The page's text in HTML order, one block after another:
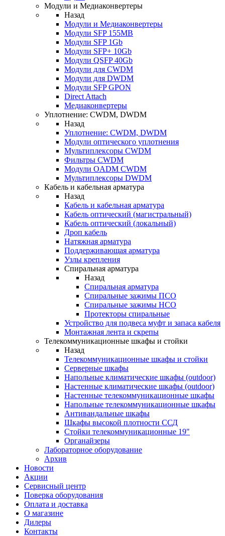
Модули и Медиаконвертеры
Назад
Модули и Медиаконвертеры
Модули SFP 155MB
Модули SFP 1Gb
Модули SFP+ 10Gb
Модули QSFP 40Gb
Модули для CWDM
Модули для DWDM
Модули SFP GPON
Direct Attach
Медиаконвертеры
Уплотнение: CWDM, DWDM
Назад
Уплотнение: CWDM, DWDM
Модули оптического уплотнения
Мультиплексоры CWDM
Фильтры CWDM
Модули OADM CWDM
Мультиплексоры DWDM
Кабель и кабельная арматура
Назад
Кабель и кабельная арматура
Кабель оптический (магистральный)
Кабель оптический (локальный)
Дроп кабель
Натяжная арматура
Поддерживающая арматура
Узлы крепления
Спиральная арматура
Назад
Спиральная арматура
Спиральные зажимы ПСО
Спиральные зажимы НСО
Протекторы спиральные
Устройство для подвеса муфт и запаса кабеля
Монтажная лента и скрепы
Телекоммуникационные шкафы и стойки
Назад
Телекоммуникационные шкафы и стойки
Серверные шкафы
Напольные климатические шкафы (outdoor)
Настенные климатические шкафы (outdoor)
Настенные телекоммуникационные шкафы
Напольные телекоммуникационные шкафы
Антивандальные шкафы
Шкафы высокой плотности ССД
Стойки телекоммуникационные 19"
Органайзеры
Лабораторное оборудование
Архив
Новости
Акции
Сервисный центр
Поверка оборудования
Оплата и доставка
О магазине
Дилеры
Контакты